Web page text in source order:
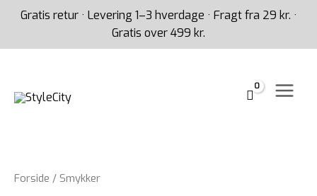
Gratis retur · Levering 1–3 hverdage · Fragt fra 29 kr. ·
Gratis over 499 kr.
Forside / Smykker